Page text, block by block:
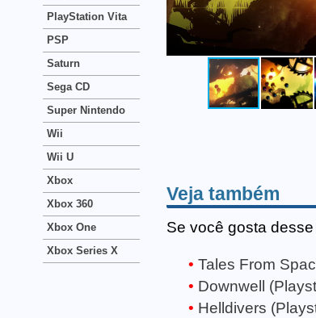
Veja também
Se você gosta
Tales From
Downwell
Helldivers
PlayStation Vita
PSP
Saturn
Sega CD
Super Nintendo
Wii
Wii U
Xbox
Xbox 360
Xbox One
Xbox Series X